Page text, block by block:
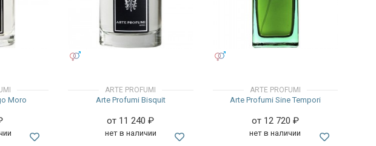
Moro
ARTE PROFUMI
Arte Profumi Bisquit
от 11 240₽
нет в наличии
ARTE PROFUMI
Arte Profumi Sine Tempori
от 12 720 ₽
нет в наличии